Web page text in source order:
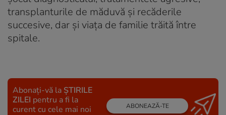
transplanturile de măduvă și recăderile
succesive, dar și viața de familie trăită între
spitale.
Abonați-vă la ȘTIRILE
ZILEI pentru a fi la
curent cu cele mai noi
ABONEAZĂ-TE